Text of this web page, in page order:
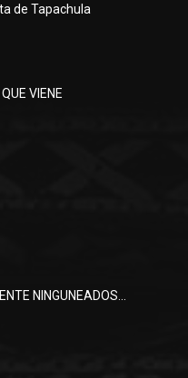
de Tapachula
VIENE
NINGUNEADOS…